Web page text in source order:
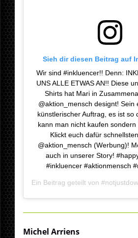
Sieh dir diesen Beitrag auf
Wir sind #inkluencer!! Denn:
UNS ALLE ETWAS AN!! Diese
Shirts hat Mari in
@aktion_mensch designt! Sein
künstlerischer Auftrag, es ist so
kann man nicht kaufen
Klickt euch dafür
@aktion_mensch (Werbung)!
auch in unserer Story!
#inkluencer #aktionmensch
Ein Beitrag geteilt von
Michel Arriens